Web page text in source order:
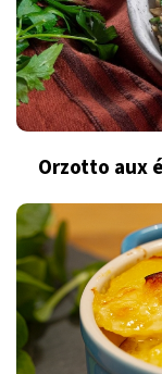
Orzotto aux